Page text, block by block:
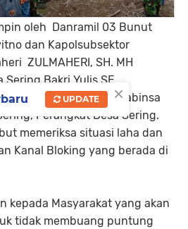
oleh Danramil 03 Bunut
dan Kapolsubsektor
ZULMAHERI, SH. MH
Bakri Yulis SE,
Pelalawan, Babinsa
Perangkat Desa Sering.
memeriksa situasi laha dan
Kanal Bloking yang berada di
kepada Masyarakat yang akan
tidak membuang puntung
×
UPDATE